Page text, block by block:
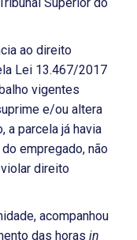
Superior do
ao direito
Lei 13.467/2017
vigentes
e/ou altera
a parcela já havia
empregado, não
direito
acompanhou
das horas in